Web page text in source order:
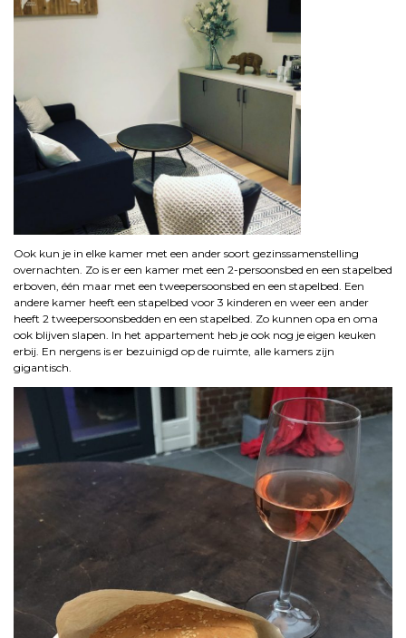
Ook kun je in elke kamer met een ander soort gezinssamenstelling
overnachten. Zo is er een kamer met een 2-persoonsbed en een stapelbed
erboven, één maar met een tweepersoonsbed en een stapelbed. Een
andere kamer heeft een stapelbed voor 3 kinderen en weer een ander
heeft 2 tweepersoonsbedden en een stapelbed. Zo kunnen opa en oma
ook blijven slapen. In het appartement heb je ook nog je eigen keuken
erbij. En nergens is er bezuinigd op de ruimte, alle kamers zijn
gigantisch.